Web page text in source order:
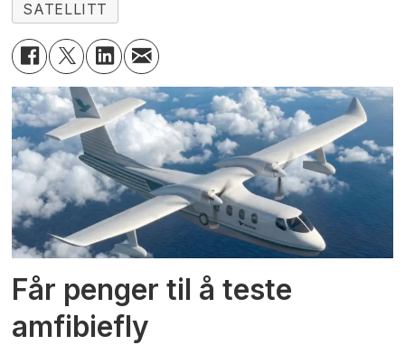
SATELLITT
Får penger til å teste
amfibiefly